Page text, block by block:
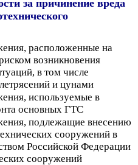
за причинение вреда
расположенные на
возникновения
в том числе
и цунами
используемые в
основных ГТС
подлежащие внесению
сооружений в
Российской Федерации
сооружений